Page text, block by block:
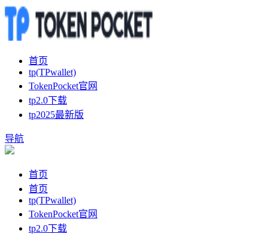
首页
tp(TPwallet)
TokenPocket官网
tp2.0下载
tp2025最新版
导航
首页
首页
tp(TPwallet)
TokenPocket官网
tp2.0下载